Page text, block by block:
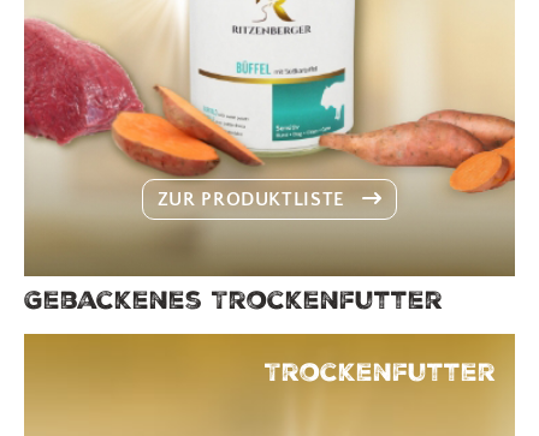
ZUR PRODUKTLISTE
Gebackenes Trockenfutter
Trockenfutter